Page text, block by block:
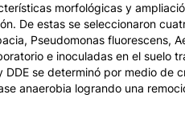
morfológicas y
De estas se seleccionaron
Pseudomonas fluorescens,
e inoculadas en el suelo
se determinó por medio de
anaerobia logrando una